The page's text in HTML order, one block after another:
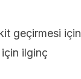
geçirmesi için
için ilginç